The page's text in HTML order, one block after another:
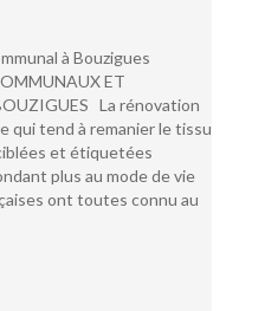
à Bouzigues
ET
La rénovation
qui tend à remanier le tissu
et étiquetées
plus au mode de vie
ont toutes connu au